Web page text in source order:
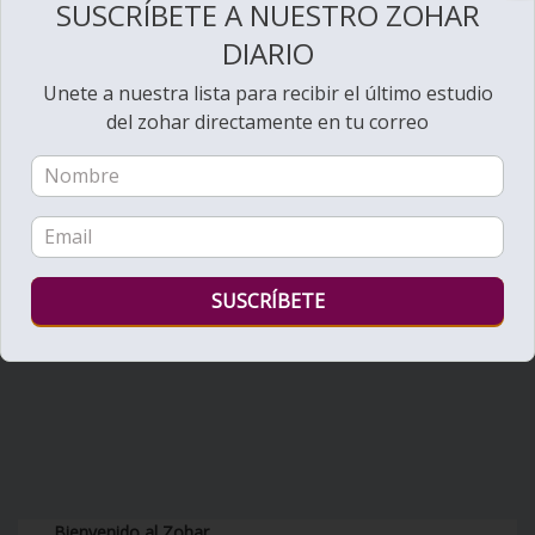
SUSCRÍBETE A NUESTRO ZOHAR
DIARIO
Unete a nuestra lista para recibir el último estudio
del zohar directamente en tu correo